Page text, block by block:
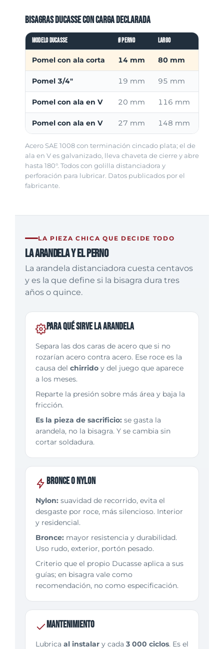
Bisagras Ducasse con carga declarada
Modelo Ducasse Ø perno Largo
Pomel con ala corta 14 mm 80 mm
Pomel 3/4" 19 mm 95 mm
Pomel con ala en V 20 mm 116 mm
Pomel con ala en V 27 mm 148 mm
Acero SAE 1008 con terminación cincado plata; el de
ala en V es galvanizado, lleva chaveta de cierre y abre
hasta 180°. Todos con golilla distanciadora y
perforación para lubricar. Datos publicados por el
fabricante.
LA PIEZA CHICA QUE DECIDE TODO
La arandela y el perno
La arandela distanciadora cuesta centavos
y es la que define si la bisagra dura tres
años o quince.
Para qué sirve la arandela
Separa las dos caras de acero que si no
rozarían acero contra acero. Ese roce es la
causa del chirridoy del juego que aparece
a los meses.
Reparte la presión sobre más área y baja la
fricción.
Es la pieza de sacrificio: se gasta la
arandela, no la bisagra. Y se cambia sin
cortar soldadura.
Bronce o nylon
Nylon: suavidad de recorrido, evita el
desgaste por roce, más silencioso. Interior
y residencial.
Bronce: mayor resistencia y durabilidad.
Uso rudo, exterior, portón pesado.
Criterio que el propio Ducasse aplica a sus
guías; en bisagra vale como
recomendación, no como especificación.
Mantenimiento
Lubrica al instalary cada 3 000 ciclos. Es el